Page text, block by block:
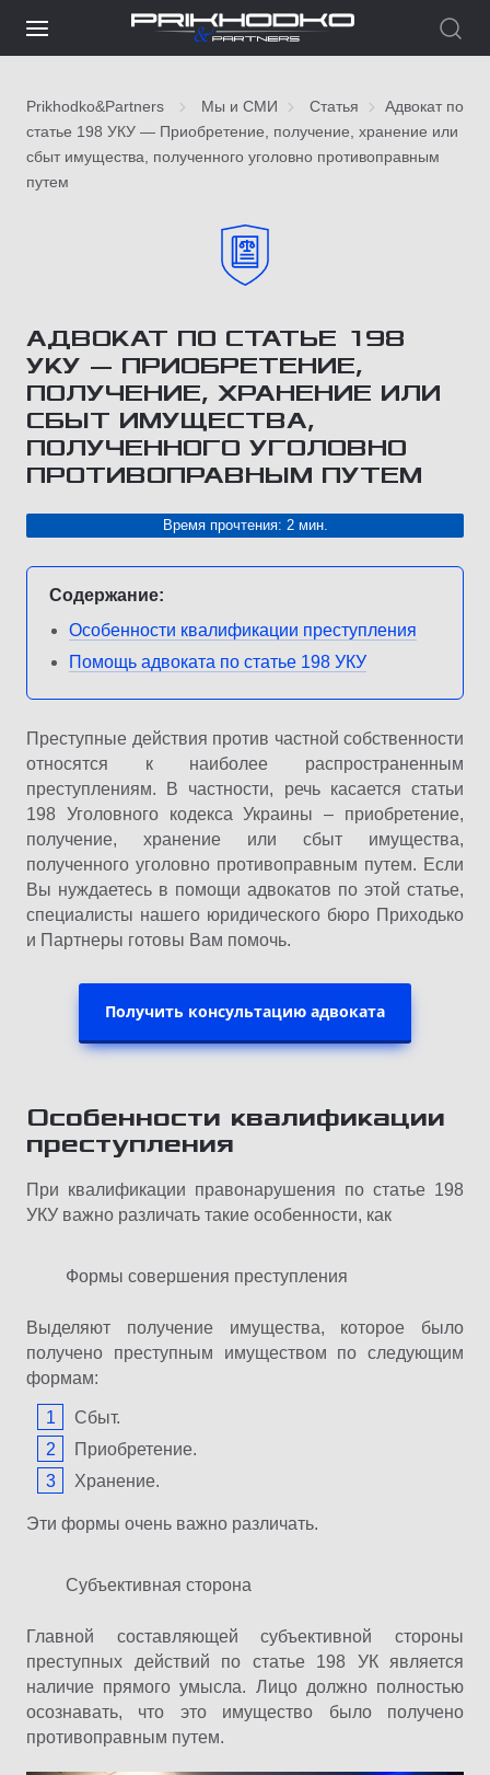
Prikhodko&Partners Мы и СМИ Статья
Адвокат по
статье 198 УКУ — Приобретение, получение, хранение или
сбыт имущества, полученного уголовно противоправным
путем
АДВОКАТ ПО СТАТЬЕ 198
УКУ — ПРИОБРЕТЕНИЕ,
ПОЛУЧЕНИЕ, ХРАНЕНИЕ ИЛИ
СБЫТ ИМУЩЕСТВА,
ПОЛУЧЕННОГО УГОЛОВНО
ПРОТИВОПРАВНЫМ ПУТЕМ
Время прочтения: 2 мин.
Содержание:
Особенности квалификации преступления
Помощь адвоката по статье 198 УКУ
Преступные действия против частной собственности
относятся к наиболее распространенным
преступлениям. В частности, речь касается статьи
198 Уголовного кодекса Украины – приобретение,
получение, хранение или сбыт имущества,
полученного уголовно противоправным путем. Если
Вы нуждаетесь в помощи адвокатов по этой статье,
специалисты нашего юридического бюро Приходько
и Партнеры готовы Вам помочь.
Получить консультацию адвоката
Особенности квалификации
преступления
При квалификации правонарушения по статье 198
УКУ важно различать такие особенности, как
Формы совершения преступления
Выделяют получение имущества, которое было
получено преступным имуществом по следующим
формам:
Сбыт.
Приобретение.
Хранение.
Эти формы очень важно различать.
Субъективная сторона
Главной составляющей субъективной стороны
преступных действий по статье 198 УК является
наличие прямого умысла. Лицо должно полностью
осознавать, что это имущество было получено
противоправным путем.